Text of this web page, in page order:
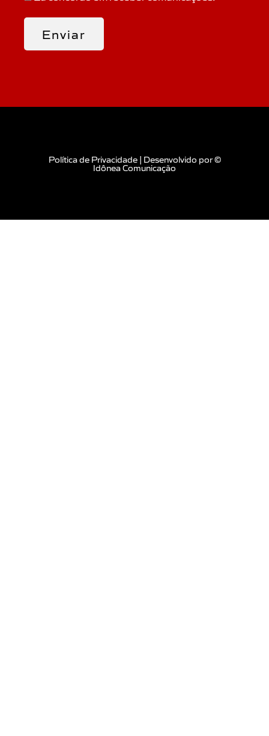
Política de Privacidade| Desenvolvido por©
Idônea Comunicação